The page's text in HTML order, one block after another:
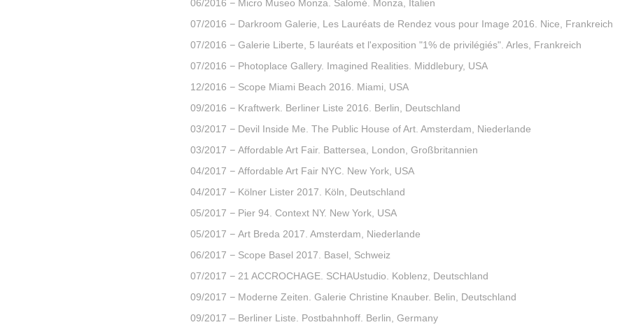
06/2016 − Micro Museo Monza. Salomé. Monza, Italien
07/2016 − Darkroom Galerie, Les Lauréats de Rendez vous pour Image 2016. Nice, Frankreich
07/2016 − Galerie Liberte, 5 lauréats et l'exposition "1% de privilégiés". Arles, Frankreich
07/2016 − Photoplace Gallery. Imagined Realities. Middlebury, USA
12/2016 − Scope Miami Beach 2016. Miami, USA
09/2016 − Kraftwerk. Berliner Liste 2016. Berlin, Deutschland
03/2017 − Devil Inside Me. The Public House of Art. Amsterdam, Niederlande
03/2017 − Affordable Art Fair. Battersea, London, Großbritannien
04/2017 − Affordable Art Fair NYC. New York, USA
04/2017 − Kölner Lister 2017. Köln, Deutschland
05/2017 − Pier 94. Context NY. New York, USA
05/2017 − Art Breda 2017. Amsterdam, Niederlande
06/2017 − Scope Basel 2017. Basel, Schweiz
07/2017 − 21 ACCROCHAGE. SCHAUstudio. Koblenz, Deutschland
09/2017 − Moderne Zeiten. Galerie Christine Knauber. Belin, Deutschland
09/2017 – Berliner Liste. Postbahnhoff. Berlin, Germany